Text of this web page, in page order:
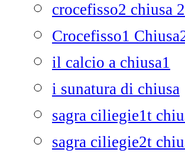
crocefisso2 chiusa
Crocefisso1
il calcio a chiusa1
i sunatura di chiusa
sagra ciliegie1t
sagra ciliegie2t